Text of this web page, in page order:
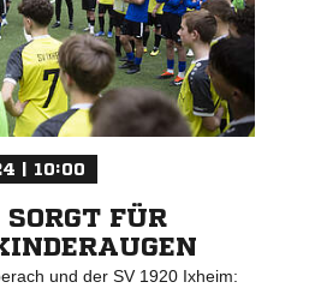
| 10:00
FÜR
und der SV 1920 Ixheim: